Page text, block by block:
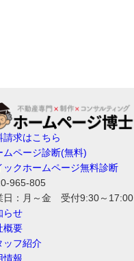
請求はこちら
ムページ診断(無料)
ックホームページ無料診断
965-805
日：月～金 受付9:30～17:00
らせ
概要
ッフ紹介
情報